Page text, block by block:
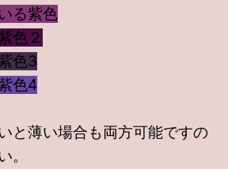
る紫色
色２
色3
色4
と薄い場合も両方可能ですの
。